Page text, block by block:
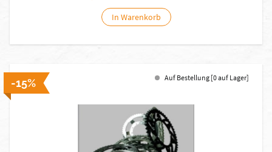
In Warenkorb
-15% Auf Bestellung [0 auf Lager]